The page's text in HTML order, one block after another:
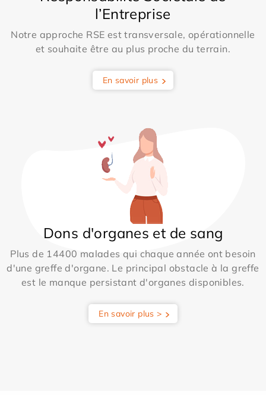
l’Entreprise
Notre approche RSE est transversale, opérationnelle
et souhaite être au plus proche du terrain.
En savoir plus
Dons d'organes et de sang
Plus de 14400 malades qui chaque année ont besoin
d'une greffe d'organe. Le principal obstacle à la greffe
est le manque persistant d'organes disponibles.
En savoir plus >